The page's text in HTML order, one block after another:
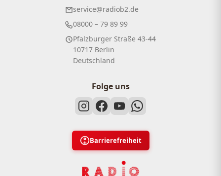
service@radiob2.de
08000 – 79 89 99
Pfalzburger Straße 43-44
10717 Berlin
Deutschland
Folge uns
Barrierefreiheit